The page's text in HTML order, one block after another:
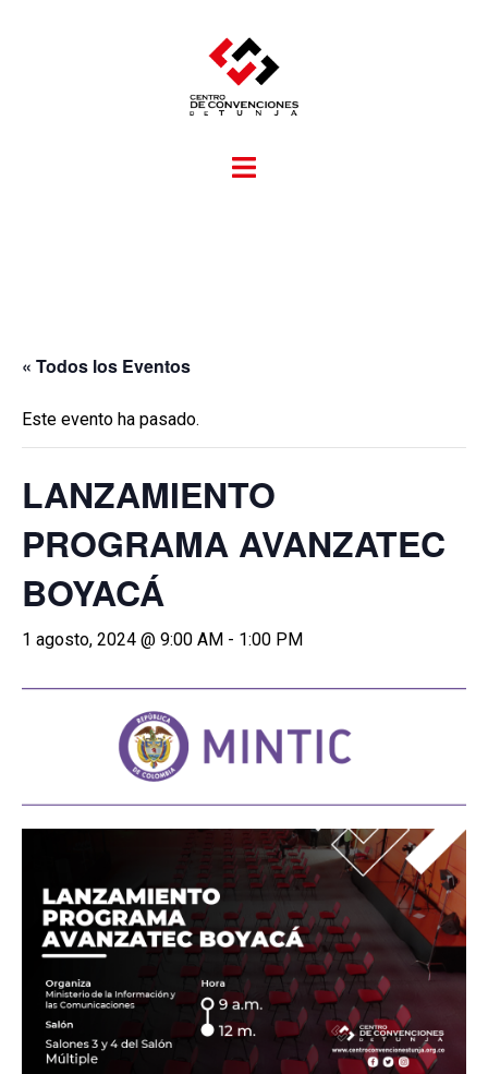
« Todos los Eventos
Este evento ha pasado.
LANZAMIENTO
PROGRAMA AVANZATEC
BOYACÁ
1 agosto, 2024 @ 9:00 AM - 1:00 PM